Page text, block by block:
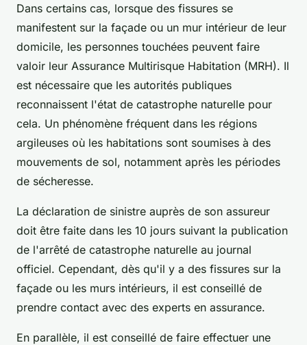
Dans certains cas, lorsque des fissures se
manifestent sur la façade ou un mur intérieur de leur
domicile, les personnes touchées peuvent faire
valoir leur Assurance Multirisque Habitation (MRH). Il
est nécessaire que les autorités publiques
reconnaissent l'état de catastrophe naturelle pour
cela. Un phénomène fréquent dans les régions
argileuses où les habitations sont soumises à des
mouvements de sol, notamment après les périodes
de sécheresse.
La déclaration de sinistre auprès de son assureur
doit être faite dans les 10 jours suivant la publication
de l'arrêté de catastrophe naturelle au journal
officiel. Cependant, dès qu'il y a des fissures sur la
façade ou les murs intérieurs, il est conseillé de
prendre contact avec des experts en assurance.
En parallèle, il est conseillé de faire effectuer une